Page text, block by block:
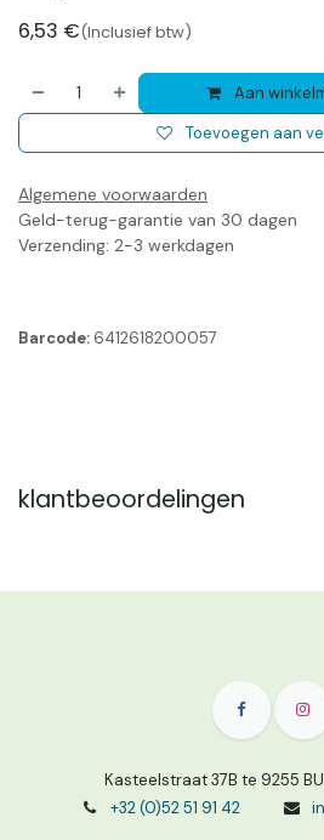
6,53 €(Inclusief btw)
Aan
Toevoegen aan
Algemene voorwaarden
Geld-terug-garantie van 30 dagen
Verzending: 2-3 werkdagen
Barcode: 6412618200057
klantbeoordelingen
Kasteelstraat 37B te 9255
+32 (0)52 51 91 42